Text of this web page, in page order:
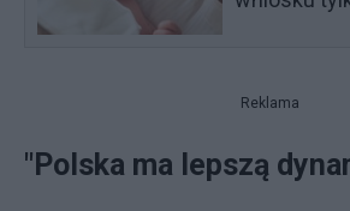
Reklama
"Polska ma lepszą